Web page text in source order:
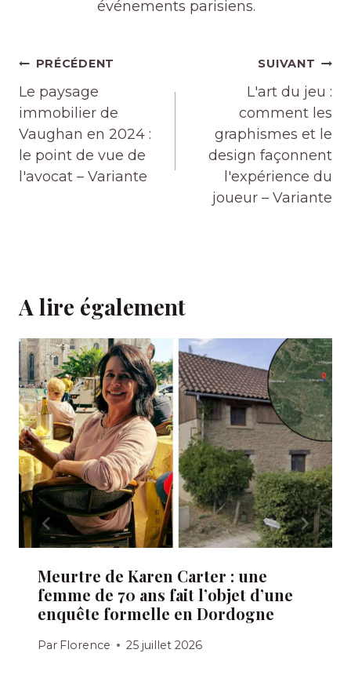
événements parisiens.
Navigation
de
l’article
PRÉCÉDENT
Le paysage
immobilier de
Vaughan en 2024 :
le point de vue de
l'avocat – Variante
SUIVANT
L'art du jeu :
comment les
graphismes et le
design façonnent
l'expérience du
joueur – Variante
A lire également
Meurtre de Karen Carter : une
femme de 70 ans fait l’objet d’une
enquête formelle en Dordogne
Par Florence 25 juillet 2026